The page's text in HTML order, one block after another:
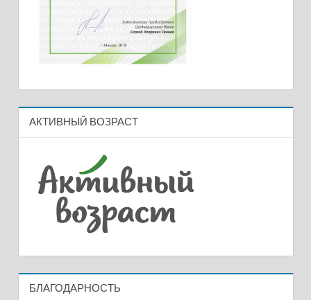
АКТИВНЫЙ ВОЗРАСТ
БЛАГОДАРНОСТЬ